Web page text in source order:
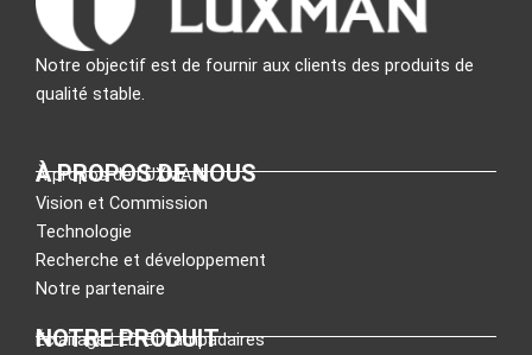
Notre objectif est de fournir aux clients des produits de
qualité stable.
À PROPOS DE NOUS
À propos de LUXMAN
Vision et Commission
Technologie
Recherche et développement
Notre partenaire
NOTRE PRODUIT
Éclairage LED Et Lampadaires